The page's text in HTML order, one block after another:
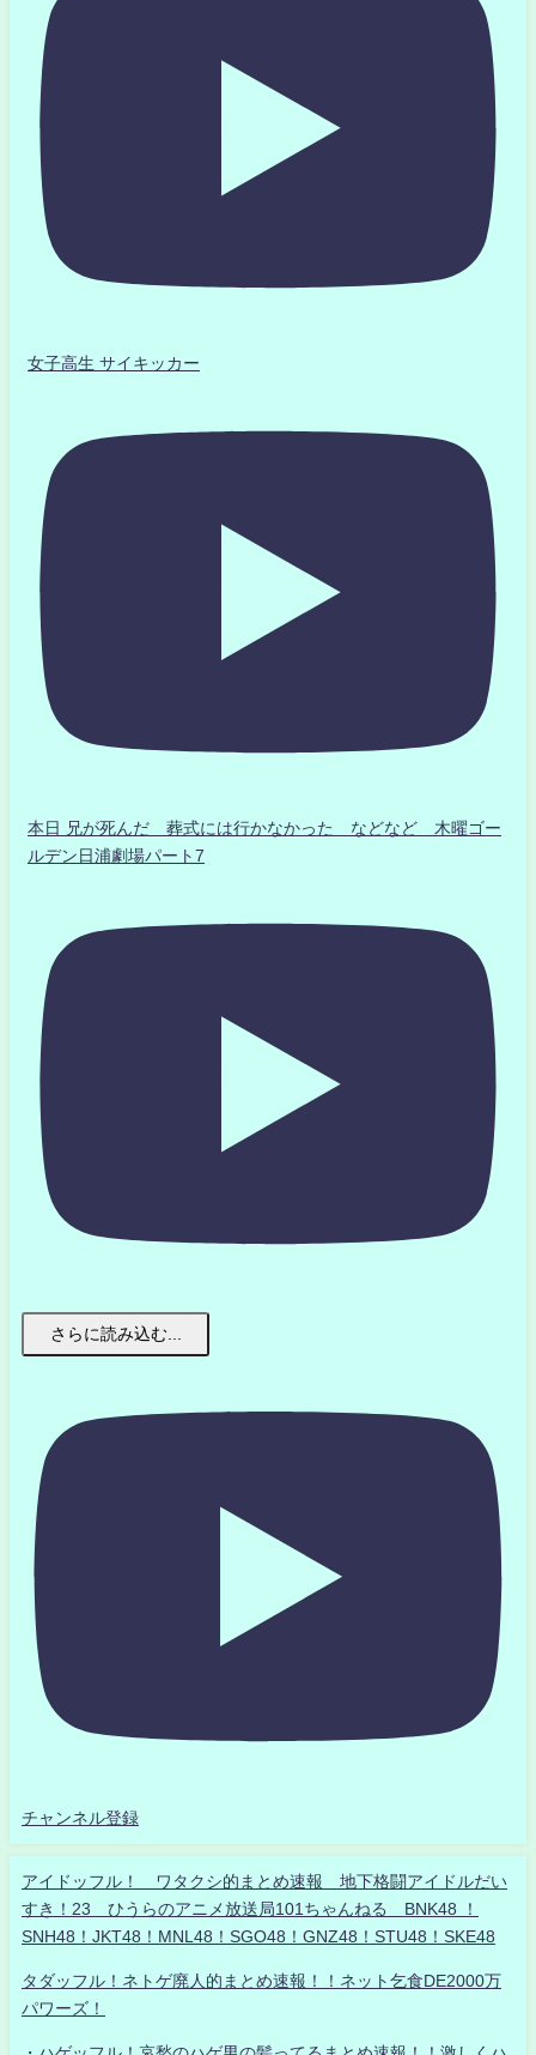
女子高生 サイキッカー
本日 兄が死んだ 葬式には行かなかった などなど 木曜ゴー
ルデン日浦劇場パート7
さらに読み込む...
チャンネル登録
アイドッフル！ ワタクシ的まとめ速報 地下格闘アイドルだい
すき！23 ひうらのアニメ放送局101ちゃんねる BNK48 ！
SNH48！JKT48！MNL48！SGO48！GNZ48！STU48！SKE48
タダッフル！ネトゲ廃人的まとめ速報！！ネット乞食DE2000万
パワーズ！